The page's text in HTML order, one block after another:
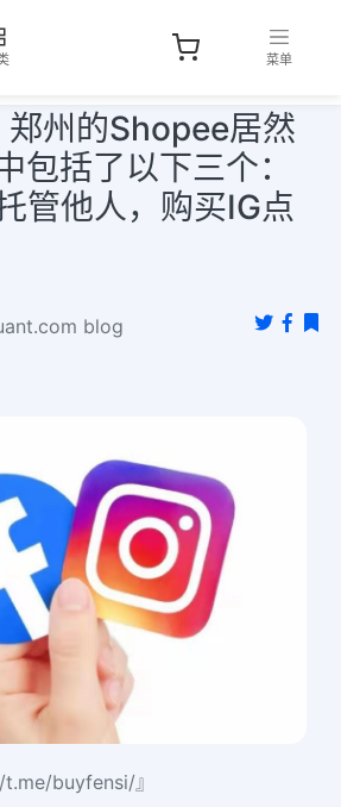
菜单
州的Shopee居然
包括了以下三个：
管他人，购买IG点
blog
buyfensi/』